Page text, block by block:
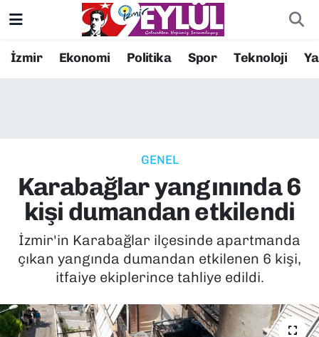
İzmir Ekonomi Politika Spor Teknoloji
GENEL
Karabağlar yangınında 6
kişi dumandan etkilendi
İzmir'in Karabağlar ilçesinde apartmanda
çıkan yangında dumandan etkilenen 6 kişi,
itfaiye ekiplerince tahliye edildi.
Resmi İlanlar
EKONOMİ
KÜLTÜR SANAT
MAGAZİN
POLİTİKA
Konak Nöbetçi Eczaneler
Süper Lig Puan Durumu ve Fikstür
Tüm Manşetler
Son Dakika Haberleri
Haber Arşivi